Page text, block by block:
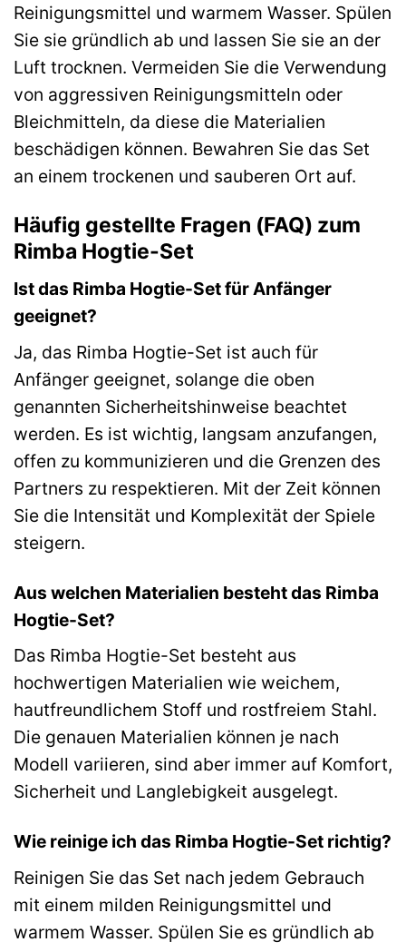
Reinigungsmittel und warmem Wasser. Spülen
Sie sie gründlich ab und lassen Sie sie an der
Luft trocknen. Vermeiden Sie die Verwendung
von aggressiven Reinigungsmitteln oder
Bleichmitteln, da diese die Materialien
beschädigen können. Bewahren Sie das Set
an einem trockenen und sauberen Ort auf.
Häufig gestellte Fragen (FAQ) zum
Rimba Hogtie-Set
Ist das Rimba Hogtie-Set für Anfänger
geeignet?
Ja, das Rimba Hogtie-Set ist auch für
Anfänger geeignet, solange die oben
genannten Sicherheitshinweise beachtet
werden. Es ist wichtig, langsam anzufangen,
offen zu kommunizieren und die Grenzen des
Partners zu respektieren. Mit der Zeit können
Sie die Intensität und Komplexität der Spiele
steigern.
Aus welchen Materialien besteht das Rimba
Hogtie-Set?
Das Rimba Hogtie-Set besteht aus
hochwertigen Materialien wie weichem,
hautfreundlichem Stoff und rostfreiem Stahl.
Die genauen Materialien können je nach
Modell variieren, sind aber immer auf Komfort,
Sicherheit und Langlebigkeit ausgelegt.
Wie reinige ich das Rimba Hogtie-Set richtig?
Reinigen Sie das Set nach jedem Gebrauch
mit einem milden Reinigungsmittel und
warmem Wasser. Spülen Sie es gründlich ab